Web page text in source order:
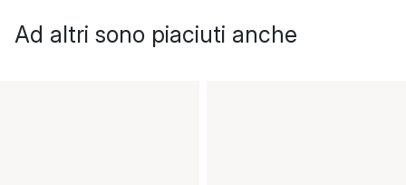
Ad altri sono piaciuti anche